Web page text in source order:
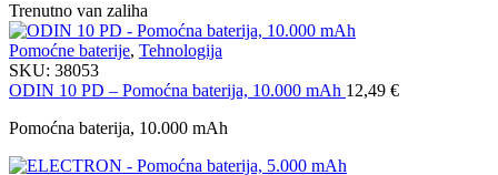
Trenutno van zaliha
Pomoćne baterije, Tehnologija
SKU: 38053
ODIN 10 PD – Pomoćna baterija, 10.000 mAh 12,49 €
Pomoćna baterija, 10.000 mAh